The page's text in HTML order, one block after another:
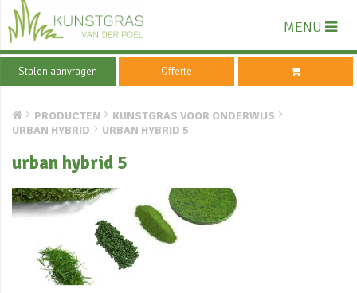
MENU
Stalen aanvragen Offerte
PRODUCTEN
KUNSTGRAS VOOR ONDERWIJS
URBAN HYBRID
URBAN HYBRID 5
urban hybrid 5